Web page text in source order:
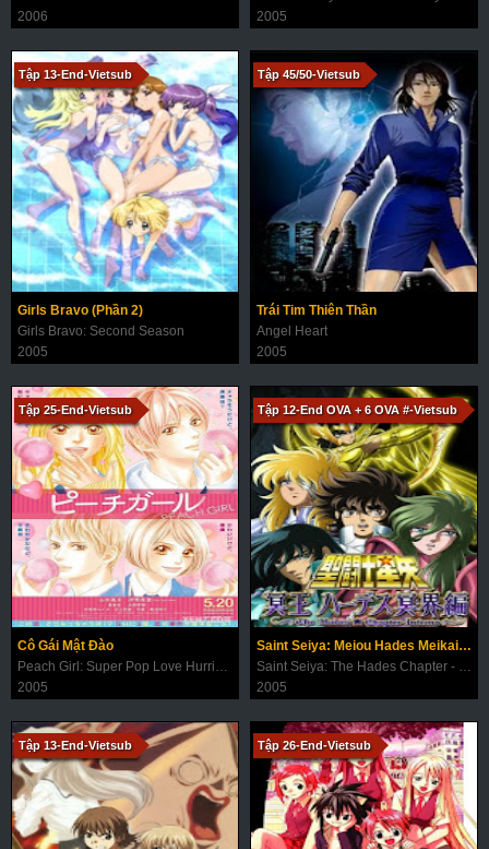
2006
2005
Tập 13-End-Vietsub
Girls Bravo (Phần 2)
Girls Bravo: Second Season
2005
Tập 45/50-Vietsub
Trái Tim Thiên Thần
Angel Heart
2005
Tập 25-End-Vietsub
Cô Gái Mật Đào
2005
Tập 12-End OVA + 6 OVA #-Vietsub
Saint Seiya: Meiou Hades Meikai-hen
2005
Tập 13-End-Vietsub Tập 26-End-Vietsub